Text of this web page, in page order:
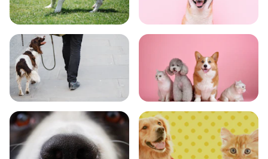
トレーニング グッズ
おでかけ 図鑑